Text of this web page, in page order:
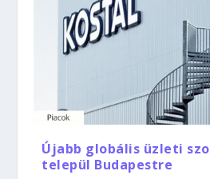
Újabb globális üzleti
települ Budapestre